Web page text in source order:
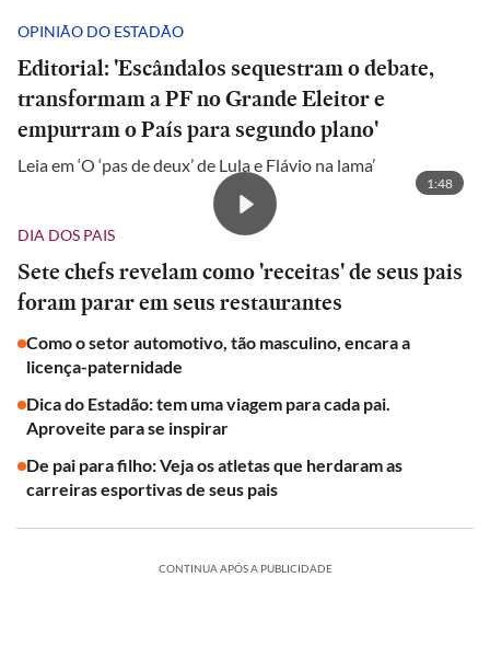
OPINIÃO DO ESTADÃO
Editorial: 'Escândalos sequestram o debate,
transformam a PF no Grande Eleitor e
empurram o País para segundo plano'
Leia em ‘O ‘pas de deux’ de Lula e Flávio na lama’
1:48
DIA DOS PAIS
Sete chefs revelam como 'receitas' de seus pais
foram parar em seus restaurantes
Como o setor automotivo, tão masculino, encara a
licença-paternidade
Dica do Estadão: tem uma viagem para cada pai.
Aproveite para se inspirar
De pai para filho: Veja os atletas que herdaram as
carreiras esportivas de seus pais
CONTINUA APÓS A PUBLICIDADE